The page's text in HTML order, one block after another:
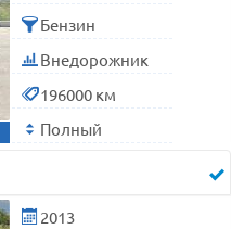
Бензин
Внедорожник
196000 км
Полный
2013